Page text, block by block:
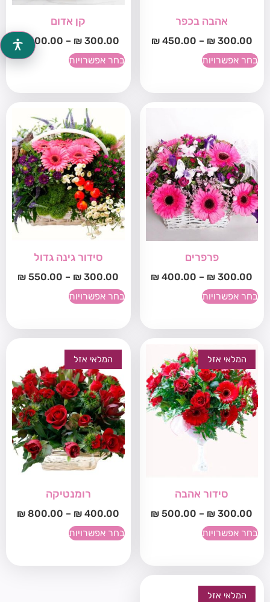
אהבה בכפר
₪300.00
–
₪450.00
בחר אפשרויות
קן אדום
₪300.00
–
₪
400.00
בחר אפשרויות
פרפרים
₪ 300.00
–
₪ 400.00
בחר אפשרויות
סידור גינה גדול
₪ 300.00
–
₪ 550.00
בחר אפשרויות
המלאי אזל
סידור אהבה
₪ 300.00
–
₪ 500.00
בחר אפשרויות
המלאי אזל
רומנטיקה
₪ 400.00
–
₪ 800.00
בחר אפשרויות
המלאי אזל